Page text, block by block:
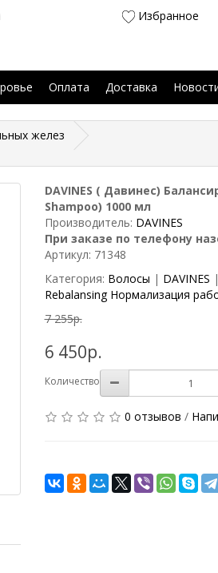
Избранное
Оплата Доставка
желез
DAVINES ( Давинес)
Shampoo) 1000 мл
Производитель: DAVINES
При заказе по телефону
Артикул: 71348
Категория: Волосы | DAVINES |
Rebalansing Нормализация
7 255р.
6 450р.
Количество
0 отзывов /